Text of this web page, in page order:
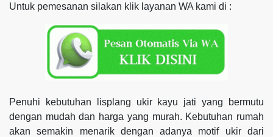
Untuk pemesanan silakan klik layanan WA kami di :
Penuhi kebutuhan lisplang ukir kayu jati yang bermutu
dengan mudah dan harga yang murah. Kebutuhan rumah
akan semakin menarik dengan adanya motif ukir dari